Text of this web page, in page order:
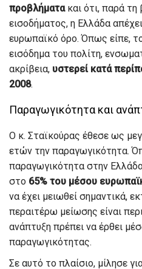
προβλήματακαι ότι, παρά τη
εισοδήματος, η Ελλάδα
ευρωπαϊκό όρο. Όπως είπε,
εισόδημα του πολίτη,
ακρίβεια, υστερεί κατά
2008.
Παραγωγικότητα και
Ο κ. Σταϊκούρας έθεσε ως
ετών την παραγωγικότητα.
παραγωγικότητα στην
στο 65% του μέσου
να έχει μειωθεί σημαντικά,
περαιτέρω μείωσης είναι
ανάπτυξη πρέπει να έρθει
παραγωγικότητας.
Σε αυτό το πλαίσιο, μίλησε